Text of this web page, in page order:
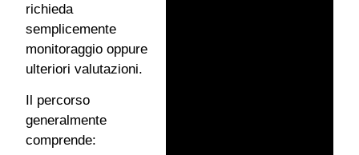
richieda
semplicemente
monitoraggio oppure
ulteriori valutazioni.
Il percorso
generalmente
comprende: